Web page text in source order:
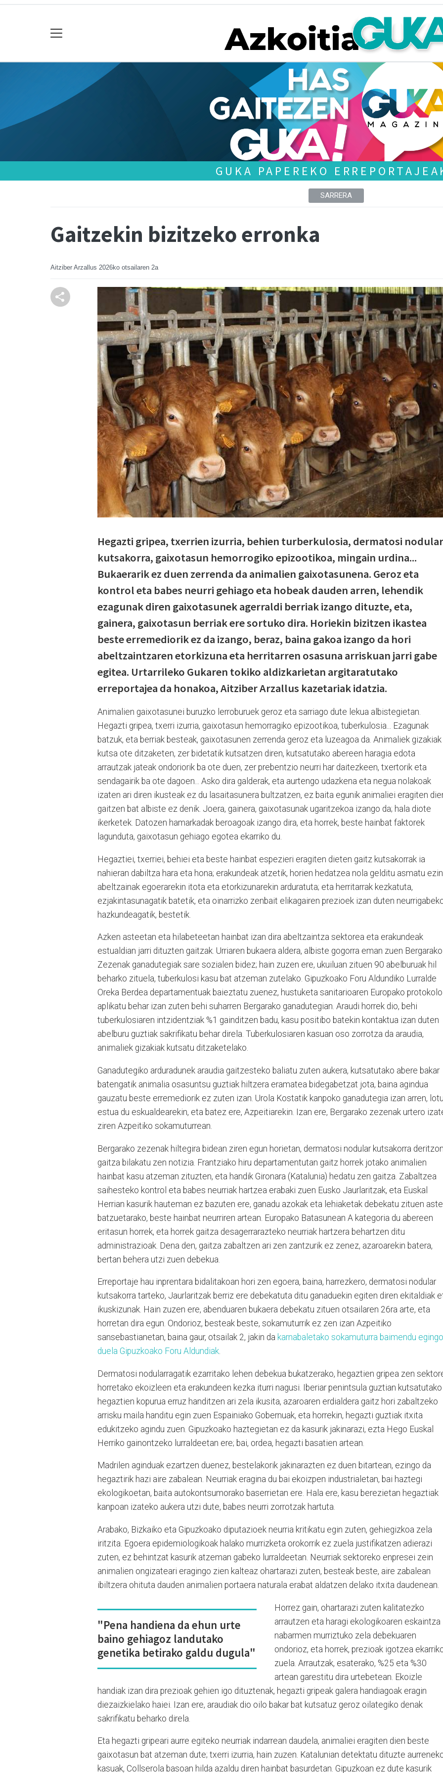
GUKA PAPEREKO
SARRERA
Gaitzekin bizitzeko erronka
Aitziber Arzallus 2026ko otsailaren 2a
Hegazti gripea, txerrien izurria, behien turberkulosia, dermatosi nodular
kutsakorra, gaixotasun hemorrogiko epizootikoa, mingain urdina...
Bukaerarik ez duen zerrenda da animalien gaixotasunena. Geroz eta
kontrol eta babes neurri gehiago eta hobeak dauden arren, lehendik
ezagunak diren gaixotasunek agerraldi berriak izango dituzte, eta,
gainera, gaixotasun berriak ere sortuko dira. Horiekin bizitzen ikastea
beste erremediorik ez da izango, beraz, baina gakoa izango da hori
abeltzaintzaren etorkizuna eta herritarren osasuna arriskuan jarri gabe
egitea. Urtarrileko Gukaren tokiko aldizkarietan argitaratutako
erreportajea da honakoa, Aitziber Arzallus kazetariak idatzia.
Animalien gaixotasunei buruzko lerroburuek geroz eta sarriago dute lekua albistegietan.
Hegazti gripea, txerri izurria, gaixotasun hemorragiko epizootikoa, tuberkulosia... Ezagunak
batzuk, eta berriak besteak, gaixotasunen zerrenda geroz eta luzeagoa da. Animaliek gizakiak
kutsa ote ditzaketen, zer bidetatik kutsatzen diren, kutsatutako abereen haragia edota
arrautzak jateak ondoriorik ba ote duen, zer prebentzio neurri har daitezkeen, txertorik eta
sendagairik ba ote dagoen... Asko dira galderak, eta aurtengo udazkena eta negua nolakoak
izaten ari diren ikusteak ez du lasaitasunera bultzatzen, ez baita egunik animaliei eragiten
gaitzen bat albiste ez denik. Joera, gainera, gaixotasunak ugaritzekoa izango da; hala diote
ikerketek. Datozen hamarkadak beroagoak izango dira, eta horrek, beste hainbat faktorek
lagunduta, gaixotasun gehiago egotea ekarriko du.
Hegaztiei, txerriei, behiei eta beste hainbat espezieri eragiten dieten gaitz kutsakorrak ia
nahieran dabiltza hara eta hona; erakundeak atzetik, horien hedatzea nola gelditu asmatu
abeltzainak egoerarekin itota eta etorkizunarekin arduratuta; eta herritarrak kezkatuta,
ezjakintasunagatik batetik, eta oinarrizko zenbait elikagairen prezioek izan duten
hazkundeagatik, bestetik.
Azken asteetan eta hilabeteetan hainbat izan dira abeltzaintza sektorea eta erakundeak
estualdian jarri dituzten gaitzak. Urriaren bukaera aldera, albiste gogorra eman zuen Bergarako
Zezenak ganadutegiak sare sozialen bidez; hain zuzen ere, ukuiluan zituen 90 abelburuak hil
beharko zituela, tuberkulosi kasu bat atzeman zutelako. Gipuzkoako Foru Aldundiko Lurralde
Oreka Berdea departamentuak baieztatu zuenez, hustuketa sanitarioaren Europako
aplikatu behar izan zuten behi suharren Bergarako ganadutegian. Araudi horrek dio, behi
tuberkulosiaren intzidentziak %1 gainditzen badu, kasu positibo batekin kontaktua izan duten
abelburu guztiak sakrifikatu behar direla. Tuberkulosiaren kasuan oso zorrotza da araudia,
animaliek gizakiak kutsatu ditzaketelako.
Ganadutegiko arduradunek araudia gaitzesteko baliatu zuten aukera, kutsatutako abere bakar
batengatik animalia osasuntsu guztiak hiltzera eramatea bidegabetzat jota, baina agindua
gauzatu beste erremediorik ez zuten izan. Urola Kostatik kanpoko ganadutegia izan arren,
estua du eskualdearekin, eta batez ere, Azpeitiarekin. Izan ere, Bergarako zezenak urtero
ziren Azpeitiko sokamuturrean.
Bergarako zezenak hiltegira bidean ziren egun horietan, dermatosi nodular kutsakorra
gaitza bilakatu zen notizia. Frantziako hiru departamentutan gaitz horrek jotako animalien
hainbat kasu atzeman zituzten, eta handik Gironara (Katalunia) hedatu zen gaitza. Zabaltzea
saihesteko kontrol eta babes neurriak hartzea erabaki zuen Eusko Jaurlaritzak, eta Euskal
Herrian kasurik hauteman ez bazuten ere, ganadu azokak eta lehiaketak debekatu zituen aste
batzuetarako, beste hainbat neurriren artean. Europako Batasunean A kategoria du abereen
eritasun horrek, eta horrek gaitza desagerrarazteko neurriak hartzera behartzen ditu
administrazioak. Dena den, gaitza zabaltzen ari zen zantzurik ez zenez, azaroarekin batera,
bertan behera utzi zuen debekua.
Erreportaje hau inprentara bidalitakoan hori zen egoera, baina, harrezkero, dermatosi nodular
kutsakorra tarteko, Jaurlaritzak berriz ere debekatuta ditu ganaduekin egiten diren ekitaldiak
ikuskizunak. Hain zuzen ere, abenduaren bukaera debekatu zituen otsailaren 26ra arte, eta
horretan dira egun. Ondorioz, besteak beste, sokamuturrik ez zen izan Azpeitiko
sansebastianetan, baina gaur, otsailak 2, jakin da karnabaletako sokamuturra baimendu egingo
duela Gipuzkoako Foru Aldundiak.
Dermatosi nodularragatik ezarritako lehen debekua bukatzerako, hegaztien gripea zen
horretako ekoizleen eta erakundeen kezka iturri nagusi. Iberiar penintsula guztian kutsatutako
hegaztien kopurua erruz handitzen ari zela ikusita, azaroaren erdialdera gaitz hori zabaltzeko
arrisku maila handitu egin zuen Espainiako Gobernuak, eta horrekin, hegazti guztiak itxita
edukitzeko agindu zuen. Gipuzkoako haztegietan ez da kasurik jakinarazi, ezta Hego Euskal
Herriko gainontzeko lurraldeetan ere; bai, ordea, hegazti basatien artean.
Madrilen aginduak ezartzen duenez, bestelakorik jakinarazten ez duen bitartean, ezingo da
hegaztirik hazi aire zabalean. Neurriak eragina du bai ekoizpen industrialetan, bai haztegi
ekologikoetan, baita autokontsumorako baserrietan ere. Hala ere, kasu berezietan hegaztiak
kanpoan izateko aukera utzi dute, babes neurri zorrotzak hartuta.
Arabako, Bizkaiko eta Gipuzkoako diputazioek neurria kritikatu egin zuten, gehiegizkoa zela
iritzita. Egoera epidemiologikoak halako murrizketa orokorrik ez zuela justifikatzen adierazi
zuten, ez behintzat kasurik atzeman gabeko lurraldeetan. Neurriak sektoreko enpresei zein
animalien ongizateari eragingo zien kalteaz ohartarazi zuten, besteak beste, aire zabalean
ibiltzera ohituta dauden animalien portaera naturala erabat aldatzen delako itxita daudenean.
"Pena handiena da ehun urte
baino gehiagoz landutako
genetika betirako galdu dugula"
Horrez gain, ohartarazi zuten kalitatezko
arrautzen eta haragi ekologikoaren eskaintza
nabarmen murriztuko zela debekuaren
ondorioz, eta horrek, prezioak igotzea
zuela. Arrautzak, esaterako, %25 eta %30
artean garestitu dira urtebetean. Ekoizle
handiak izan dira prezioak gehien igo dituztenak, hegazti gripeak galera handiagoak eragin
diezaizkielako haiei. Izan ere, araudiak dio oilo bakar bat kutsatuz geroz oilategiko denak
sakrifikatu beharko direla.
Eta hegazti gripeari aurre egiteko neurriak indarrean daudela, animaliei eragiten dien beste
gaixotasun bat atzeman dute; txerri izurria, hain zuzen. Katalunian detektatu dituzte
kasuak, Collserola basoan hilda azaldu diren hainbat basurdetan. Gipuzkoan ez dute kasurik